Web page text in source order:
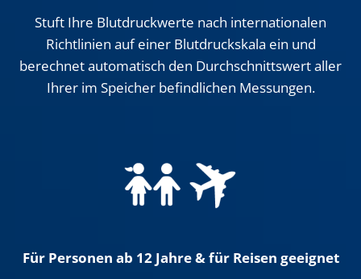
Stuft Ihre Blutdruckwerte nach internationalen
Richtlinien auf einer Blutdruckskala ein und
berechnet automatisch den Durchschnittswert aller
Ihrer im Speicher befindlichen Messungen.
Für Personen ab 12 Jahre & für Reisen geeignet